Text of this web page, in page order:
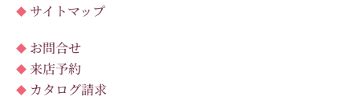
サイトマップ
お問合せ
来店予約
カタログ請求